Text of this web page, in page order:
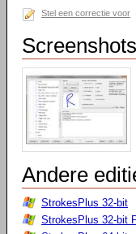
Stel een correctie voor
Andere
StrokesPlus 32-bit
StrokesPlus 32-bit